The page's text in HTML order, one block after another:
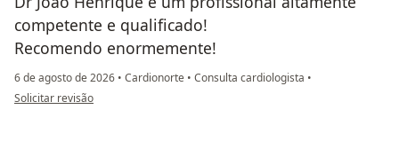
competente e qualificado!
Recomendo enormemente!
6 de agosto de 2026 • Cardionorte • Consulta cardiologista •
na opinião do utilizador NG
Solicitar revisão